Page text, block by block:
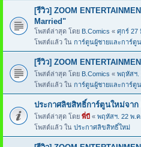
[รีวิว] ZOOM
Married"
โพสต์ล่าสุด โดย B.Comics « ศุกร์ 27
โพสต์แล้ว ใน การ์ตูนผู้ชายและการ์ตู
[รีวิว] ZOOM
โพสต์ล่าสุด โดย B.Comics « พฤหัสฯ.
โพสต์แล้ว ใน การ์ตูนผู้ชายและการ์ตู
ประกาศลิขสิทธิ์การ์ตูนใหม่จาก
โพสต์ล่าสุด โดย พี่บี « พฤหัสฯ. 22 พ.ค
โพสต์แล้ว ใน ประกาศลิขสิทธิ์ใหม่